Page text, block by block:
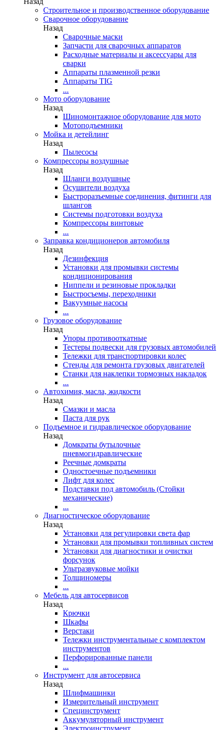
Строительное и производственное оборудование
Сварочное оборудование
Назад
Сварочные маски
Запчасти для сварочных аппаратов
Расходные материалы и аксессуары для
сварки
Аппараты плазменной резки
Аппараты TIG
...
Мото оборудование
Назад
Шиномонтажное оборудование для мото
Мотоподъемники
Мойка и детейлинг
Назад
Пылесосы
Компрессоры воздушные
Назад
Шланги воздушные
Осушители воздуха
Быстроразъемные соединения, фитинги для
шлангов
Системы подготовки воздуха
Компрессоры винтовые
...
Заправка кондиционеров автомобиля
Назад
Дезинфекция
Установки для промывки системы
кондиционирования
Ниппели и резиновые прокладки
Быстросъемы, переходники
Вакуумные насосы
...
Грузовое оборудование
Назад
Упоры противооткатные
Тестеры подвески для грузовых автомобилей
Тележки для транспортировки колес
Стенды для ремонта грузовых двигателей
Станки для наклепки тормозных накладок
...
Автохимия, масла, жидкости
Назад
Смазки и масла
Паста для рук
Подъемное и гидравлическое оборудование
Назад
Домкраты бутылочные
пневмогидравлические
Реечные домкраты
Одностоечные подъемники
Лифт для колес
Подставки под автомобиль (Стойки
механические)
...
Диагностическое оборудование
Назад
Установки для регулировки света фар
Установки для промывки топливных систем
Установки для диагностики и очистки
форсунок
Ультразвуковые мойки
Толщиномеры
...
Мебель для автосервисов
Назад
Крючки
Шкафы
Верстаки
Тележки инструментальные с комплектом
инструментов
Перфорированные панели
...
Инструмент для автосервиса
Назад
Шлифмашинки
Измерительный инструмент
Специнструмент
Аккумуляторный инструмент
Электроинструмент